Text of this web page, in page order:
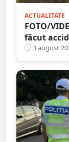
ACTUALITATE
FOTO/
făcut
de3 august